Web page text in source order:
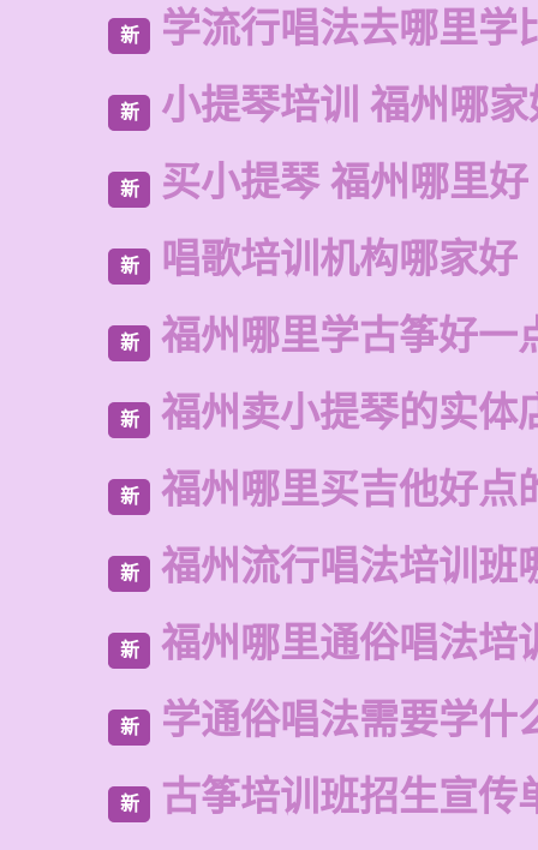
新 学流行唱法去哪里学
新 小提琴培训 福州哪
新 买小提琴 福州哪里好
新 唱歌培训机构哪家好
新 福州哪里学古筝好一
新 福州卖小提琴的实体
新 福州哪里买吉他好点
新 福州流行唱法培训班
新 福州哪里通俗唱法培
新 学通俗唱法需要学什
新 古筝培训班招生宣传